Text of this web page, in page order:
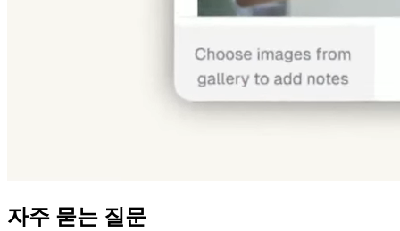
자주 묻는 질문